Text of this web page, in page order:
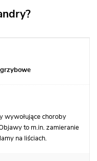
wywołujące choroby
to m.in. zamieranie
na liściach.